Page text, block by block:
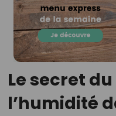
Le secret
l’humidité